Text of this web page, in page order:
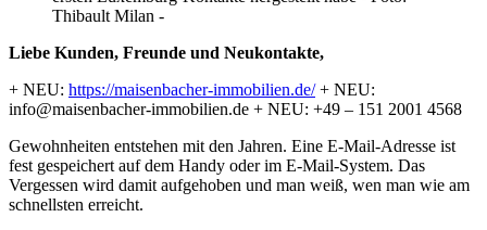
Thibault Milan -
Liebe Kunden, Freunde und Neukontakte,
+ NEU: https://maisenbacher-immobilien.de/+ NEU:
info@maisenbacher-immobilien.de + NEU: +49 – 151 2001 4568
Gewohnheiten entstehen mit den Jahren. Eine E-Mail-Adresse ist
fest gespeichert auf dem Handy oder im E-Mail-System. Das
Vergessen wird damit aufgehoben und man weiß, wen man wie am
schnellsten erreicht.